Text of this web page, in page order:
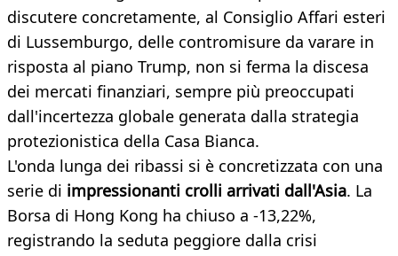
discutere concretamente, al Consiglio Affari esteri
di Lussemburgo, delle contromisure da varare in
risposta al piano Trump, non si ferma la discesa
dei mercati finanziari, sempre più preoccupati
dall'incertezza globale generata dalla strategia
protezionistica della Casa Bianca.
L'onda lunga dei ribassi si è concretizzata con una
serie di impressionanti crolli arrivati dall'Asia. La
Borsa di Hong Kong ha chiuso a -13,22%,
registrando la seduta peggiore dalla crisi